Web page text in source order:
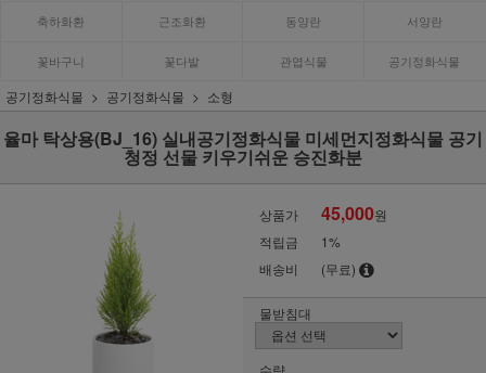
축하화환 근조화환 동양란 서양란
꽃바구니 꽃다발 관엽식물 공기정화식물
공기정화식물 공기정화식물 소형
율마 탁상용(BJ_16) 실내공기정화식물 미세먼지정화식물 공기
청정 선물 키우기쉬운 승진화분
상품가 45,000원
적립금
1%
배송비
(무료)
물받침대
수량